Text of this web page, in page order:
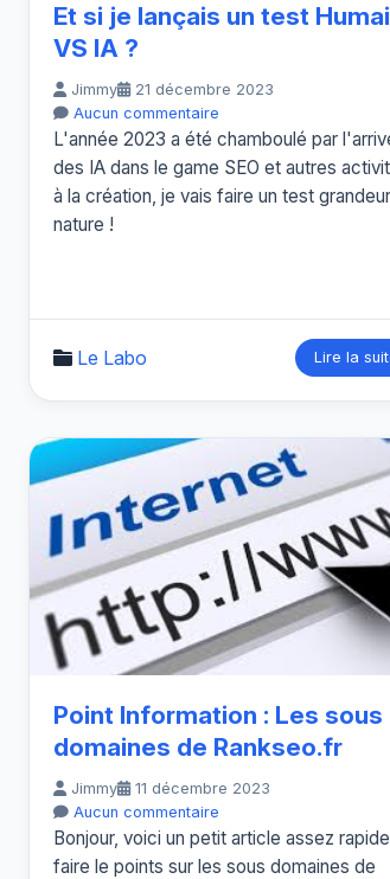
Et si je lançais un test
VS IA ?
Jimmy
21 décembre 2023
Aucun commentaire
L'année 2023 a été chamboulé par
des IA dans le game SEO et autres
à la création, je vais faire un test grandeur
nature !
Le Labo Lire la
Point Information : Les sous
domaines de Rankseo.fr
Jimmy
11 décembre 2023
Aucun commentaire
Bonjour, voici un petit article assez
faire le points sur les sous domaines de